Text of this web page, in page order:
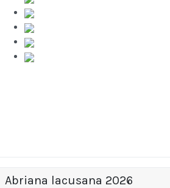
Abriana lacusana 2026